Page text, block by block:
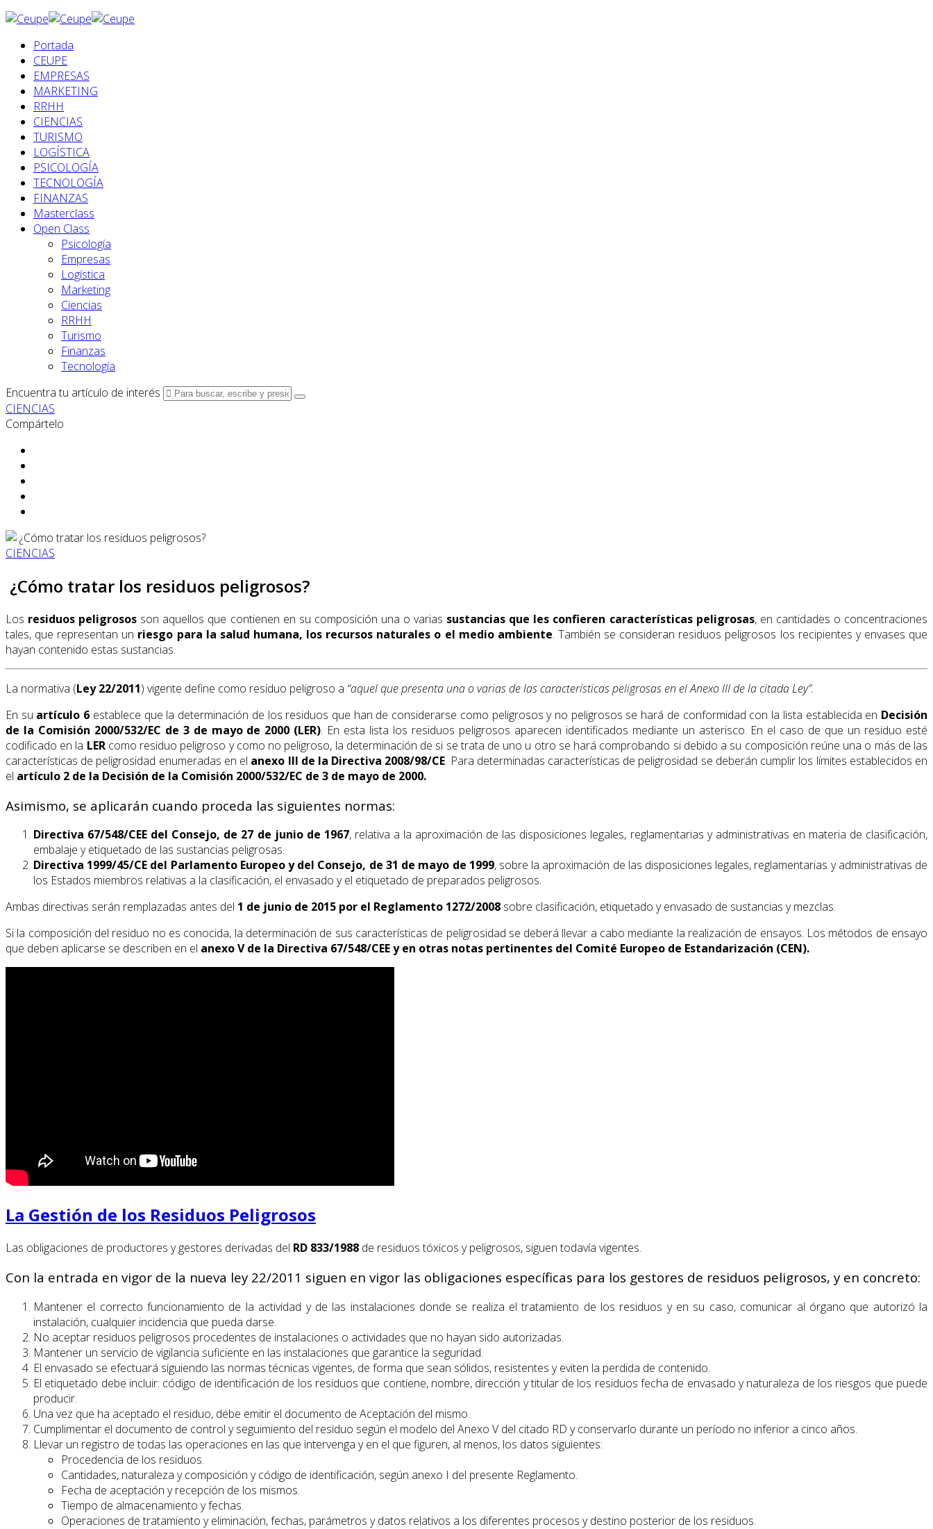
Portada
CEUPE
EMPRESAS
MARKETING
RRHH
CIENCIAS
TURISMO
LOGÍSTICA
PSICOLOGÍA
TECNOLOGÍA
FINANZAS
Masterclass
Open Class
Psicología
Empresas
Logística
Marketing
Ciencias
RRHH
Turismo
Finanzas
Tecnología
Encuentra tu artículo de interés
CIENCIAS
Compártelo
CIENCIAS
¿Cómo tratar los residuos peligrosos?
Los residuos peligrosos son aquellos que contienen en su composición una o varias sustancias que les confieren características peligrosas, en cantidades o concentraciones
tales, que representan un riesgo para la salud humana, los recursos naturales o el medio ambiente. También se consideran residuos peligrosos los recipientes y envases que
hayan contenido estas sustancias.
La normativa (Ley 22/2011) vigente define como residuo peligroso a “aquel que presenta una o varias de las características peligrosas en el Anexo III de la citada Ley”.
En su artículo 6 establece que la determinación de los residuos que han de considerarse como peligrosos y no peligrosos se hará de conformidad con la lista establecida en Decisión
de la Comisión 2000/532/EC de 3 de mayo de 2000 (LER). En esta lista los residuos peligrosos aparecen identificados mediante un asterisco. En el caso de que un residuo esté
codificado en la LERcomo residuo peligroso y como no peligroso, la determinación de si se trata de uno u otro se hará comprobando si debido a su composición reúne una o más de las
características de peligrosidad enumeradas en el anexo III de la Directiva 2008/98/CE. Para determinadas características de peligrosidad se deberán cumplir los límites establecidos en
el artículo 2 de la Decisión de la Comisión 2000/532/EC de 3 de mayo de 2000.
Asimismo, se aplicarán cuando proceda las siguientes normas:
Directiva 67/548/CEE del Consejo, de 27 de junio de 1967, relativa a la aproximación de las disposiciones legales, reglamentarias y administrativas en materia de clasificación,
embalaje y etiquetado de las sustancias peligrosas.
Directiva 1999/45/CE del Parlamento Europeo y del Consejo, de 31 de mayo de 1999, sobre la aproximación de las disposiciones legales, reglamentarias y administrativas de
los Estados miembros relativas a la clasificación, el envasado y el etiquetado de preparados peligrosos.
Ambas directivas serán remplazadas antes del 1 de junio de 2015 por el Reglamento 1272/2008 sobre clasificación, etiquetado y envasado de sustancias y mezclas.
Si la composición del residuo no es conocida, la determinación de sus características de peligrosidad se deberá llevar a cabo mediante la realización de ensayos. Los métodos de ensayo
que deben aplicarse se describen en el anexo V de la Directiva 67/548/CEE y en otras notas pertinentes del Comité Europeo de Estandarización (CEN).
La Gestión de los Residuos Peligrosos
Las obligaciones de productores y gestores derivadas del RD 833/1988 de residuos tóxicos y peligrosos, siguen todavía vigentes.
Con la entrada en vigor de la nueva ley 22/2011 siguen en vigor las obligaciones específicas para los gestores de residuos peligrosos, y en concreto:
Mantener el correcto funcionamiento de la actividad y de las instalaciones donde se realiza el tratamiento de los residuos y en su caso, comunicar al órgano que autorizó la
instalación, cualquier incidencia que pueda darse.
No aceptar residuos peligrosos procedentes de instalaciones o actividades que no hayan sido autorizadas.
Mantener un servicio de vigilancia suficiente en las instalaciones que garantice la seguridad.
El envasado se efectuará siguiendo las normas técnicas vigentes, de forma que sean sólidos, resistentes y eviten la perdida de contenido.
El etiquetado debe incluir: código de identificación de los residuos que contiene, nombre, dirección y titular de los residuos fecha de envasado y naturaleza de los riesgos que puede
producir.
Una vez que ha aceptado el residuo, debe emitir el documento de Aceptación del mismo.
Cumplimentar el documento de control y seguimiento del residuo según el modelo del Anexo V del citado RD y conservarlo durante un período no inferior a cinco años.
Llevar un registro de todas las operaciones en las que intervenga y en el que figuren, al menos, los datos siguientes:
Procedencia de los residuos.
Cantidades, naturaleza y composición y código de identificación, según anexo I del presente Reglamento.
Fecha de aceptación y recepción de los mismos.
Tiempo de almacenamiento y fechas.
Operaciones de tratamiento y eliminación, fechas, parámetros y datos relativos a los diferentes procesos y destino posterior de los residuos.